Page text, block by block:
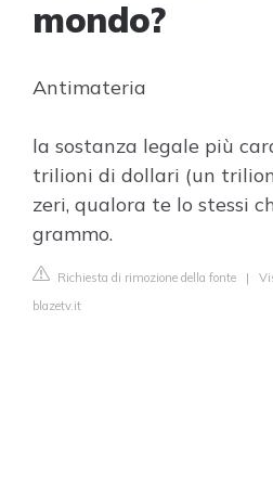
mondo?
Antimateria
la sostanza legale più
trilioni di dollari (un
zeri, qualora te lo stessi
grammo.
Richiesta di rimozione della fonte |
blazetv.it